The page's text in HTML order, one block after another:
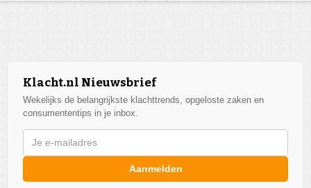
Klacht.nl Nieuwsbrief
Wekelijks de belangrijkste klachttrends, opgeloste zaken en
consumententips in je inbox.
Aanmelden